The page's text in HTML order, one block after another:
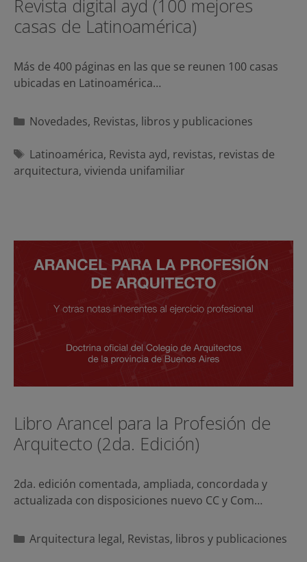
Revista digital ayd (100 mejores
casas de Latinoamérica)
Más de 400 páginas en las que se reunen 100 casas
ubicadas en Latinoamérica…
Categorías
Novedades, Revistas, libros y publicaciones
Etiquetas
Latinoamérica, Revista ayd, revistas, revistas de
arquitectura, vivienda unifamiliar
Libro Arancel para la Profesión de
Arquitecto (2da. Edición)
2da. edición comentada, ampliada, concordada y
actualizada con disposiciones nuevo CC y Com…
Categorías
Arquitectura legal, Revistas, libros y publicaciones